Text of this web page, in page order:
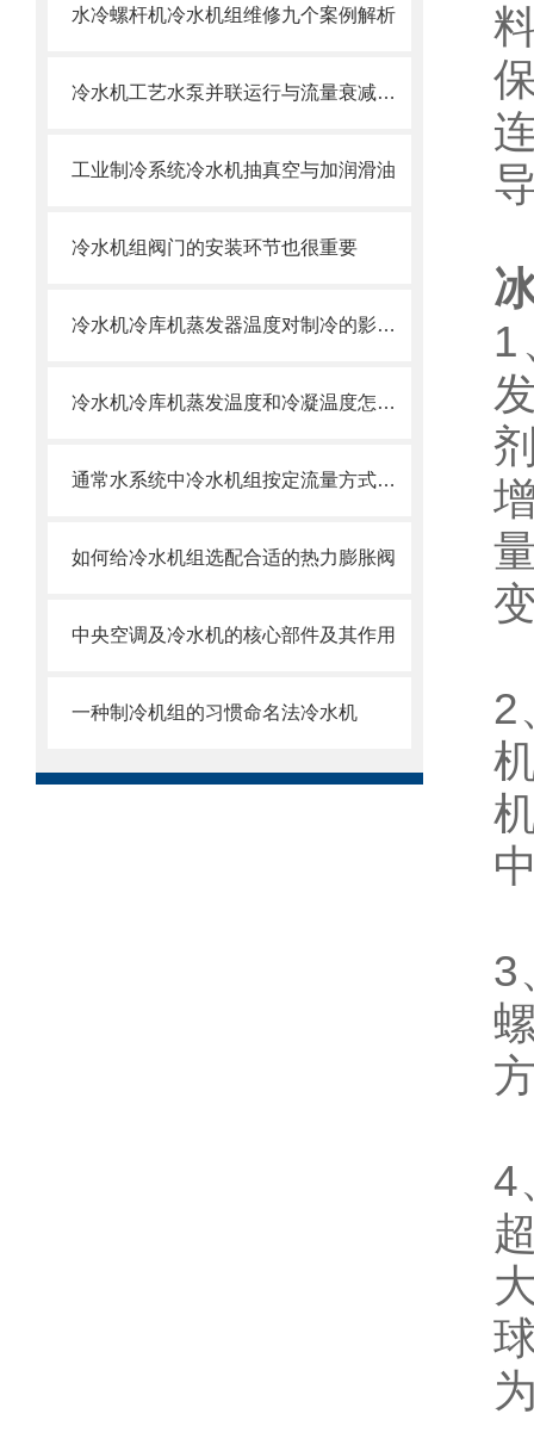
水冷螺杆机冷水机组维修九个案例解析
冷水机工艺水泵并联运行与流量衰减问题
工业制冷系统冷水机抽真空与加润滑油
冷水机组阀门的安装环节也很重要
冷水机冷库机蒸发器温度对制冷的影响与调节
冷水机冷库机蒸发温度和冷凝温度怎么确定
通常水系统中冷水机组按定流量方式运行
如何给冷水机组选配合适的热力膨胀阀
中央空调及冷水机的核心部件及其作用
一种制冷机组的习惯命名法冷水机
1
2
3
4